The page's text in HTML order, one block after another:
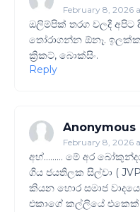
February 8, 2026
ඔලිම්පික් තරග වලදී
තෝරාගන්න ඕනෑ.
ක්‍රිකට්, බොක්සිං.
Reply
Anonymous
February 8, 2026
අහ්......... මේ අර
ගිය ජයතිලක සිල්වා (
කියන හොර සමාජ
එකාගේ කල්ලියේ